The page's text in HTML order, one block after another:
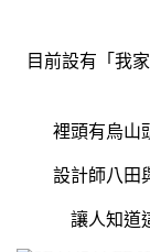
目前設有「我
裡頭有烏山
設計師八田
讓人知道